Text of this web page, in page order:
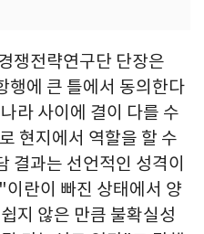
쟁전략연구단 단장은
행에 큰 틀에서 동의한다
라 사이에 결이 다를 수
현지에서 역할을 할 수
결과는 선언적인 성격이
란이 빠진 상태에서 양
지 않은 만큼 불확실성